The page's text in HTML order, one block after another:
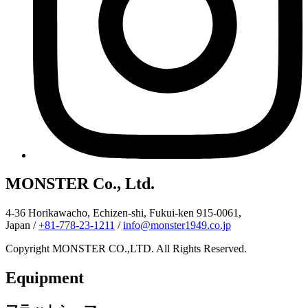
MONSTER Co., Ltd.
4-36 Horikawacho, Echizen-shi, Fukui-ken 915-0061,
Japan /+81-778-23-1211 /info@monster1949.co.jp
Copyright MONSTER CO.,LTD. All Rights Reserved.
Equipment